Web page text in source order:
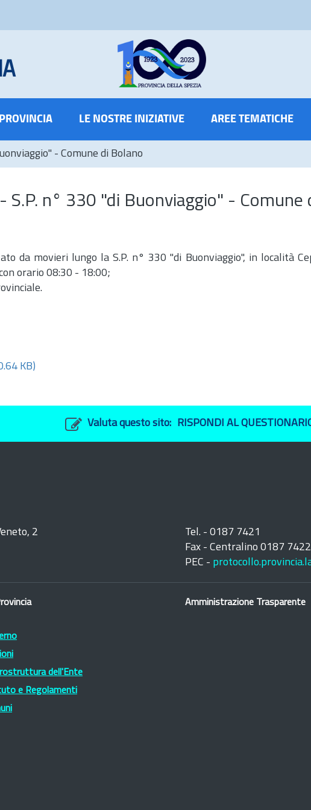
LE NOSTRE INIZIATIVE AREE TEMATICHE
- Comune di Bolano
S.P. n° 330 "di Buonviaggio" - Comune
da movieri lungo la S.P. n° 330 "di Buonviaggio", in località
orario 08:30 - 18:00;
KB)
Valuta questo sito: RISPONDI AL
2
Tel. - 0187 7421
Fax - Centralino 0187
PEC -
dell'Ente
e Regolamenti
Amministrazione Trasparente